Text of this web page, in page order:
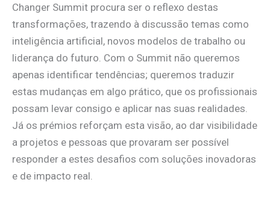
Changer Summit procura ser o reflexo destas
transformações, trazendo à discussão temas como
inteligência artificial, novos modelos de trabalho ou
liderança do futuro. Com o Summit não queremos
apenas identificar tendências; queremos traduzir
estas mudanças em algo prático, que os profissionais
possam levar consigo e aplicar nas suas realidades.
Já os prémios reforçam esta visão, ao dar visibilidade
a projetos e pessoas que provaram ser possível
responder a estes desafios com soluções inovadoras
e de impacto real.